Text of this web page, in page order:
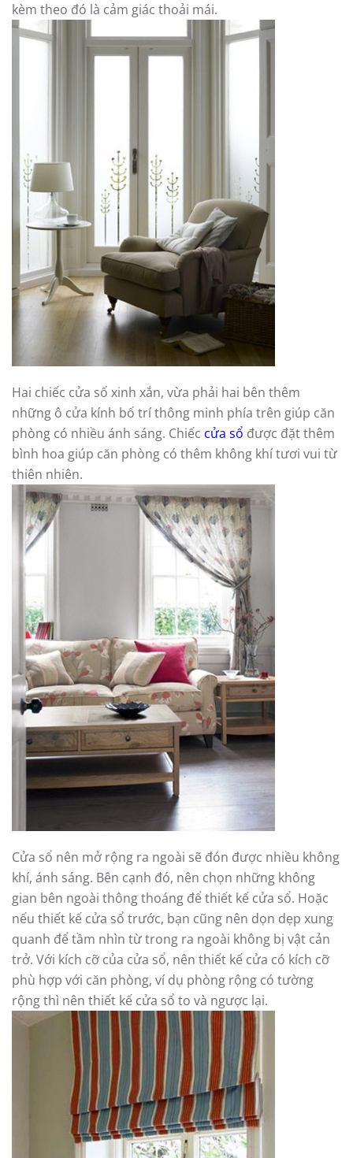
kèm theo đó là cảm giác thoải mái.
Hai chiếc cửa số xinh xắn, vừa phải hai bên thêm
những ô cửa kính bố trí thông minh phía trên giúp căn
phòng có nhiều ánh sáng. Chiếc cửa sổ được đặt thêm
bình hoa giúp căn phòng có thêm không khí tươi vui từ
thiên nhiên.
Cửa sổ nên mở rộng ra ngoài sẽ đón được nhiều không
khí, ánh sáng. Bên cạnh đó, nên chọn những không
gian bên ngoài thông thoáng để thiết kế cửa sổ. Hoặc
nếu thiết kế cửa sổ trước, bạn cũng nên dọn dẹp xung
quanh để tầm nhìn từ trong ra ngoài không bị vật cản
trở. Với kích cỡ của cửa sổ, nên thiết kế cửa có kích cỡ
phù hợp với căn phòng, ví dụ phòng rộng có tường
rộng thì nên thiết kế cửa sổ to và ngược lại.